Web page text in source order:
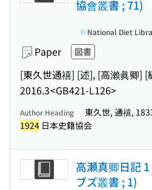
協會叢書 ; 71)
Paper 図書
[東久世通禧] [述], [高瀨眞卿] [
2016.3<GB421-L126>
National Diet
Author Heading 東久世, 通禧,
1924 日本史籍協会
高瀬真卿日記
ブズ叢書 ; 1)